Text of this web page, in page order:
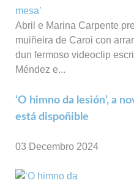
Abril e Marina Carpente
muiñeira de Caroi con
dun fermoso videoclip
Méndez e...
‘O himno da lesión’, a
está dispoñible
03 Decembro 2024